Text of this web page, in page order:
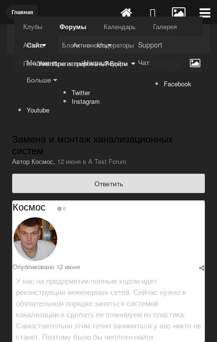
Главная
Kuli4kam.net Дружный форум
Сайт
Клубы Форумы Календарь
Галерея
Articles
Блоги
Модераторы
Пользователи онлайн
Лидеры
Активность
Support
Магазин
Награды
Чат
Больше
Уже зарегистрированы? Войти Регистрация
Facebook
Twitter
Instagram
Youtube
Замена и монтаж канализационных
систем
Автор Космос, 12 июня в A Test Forum
Ответить
Космос 0
Опубликовано 12 июня
У нас на предприятии полным ходом идет
реконструкция инженерных сетей. Сейчас нужно в
обязательном порядке заняться системой
канализации и сделать ее планируем из пластика.
Самостоятельно этим точно заниматься у нас никто не
станет. Поэтому было бы неплохо найти